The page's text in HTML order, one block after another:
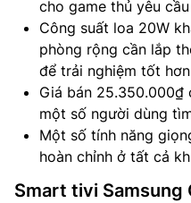
cho game thủ yêu
Công suất loa 20W
phòng rộng cần lắp
để trải nghiệm tốt
Giá bán
một số người dùng
Một số tính năng
hoàn chỉnh ở tất cả
Smart tivi Samsung